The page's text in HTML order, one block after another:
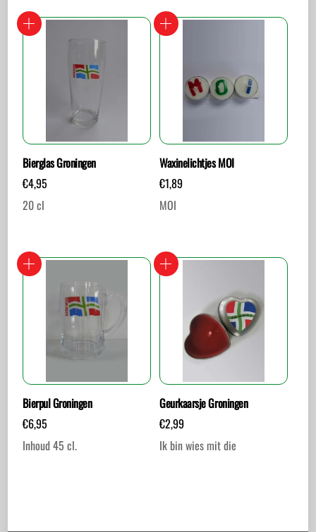
Bierglas Groningen
€4,95
20 cl
Waxinelichtjes MOI
€1,89
MOI
Bierpul Groningen
€6,95
Inhoud 45 cl.
Geurkaarsje Groningen
€2,99
Ik bin wies mit die